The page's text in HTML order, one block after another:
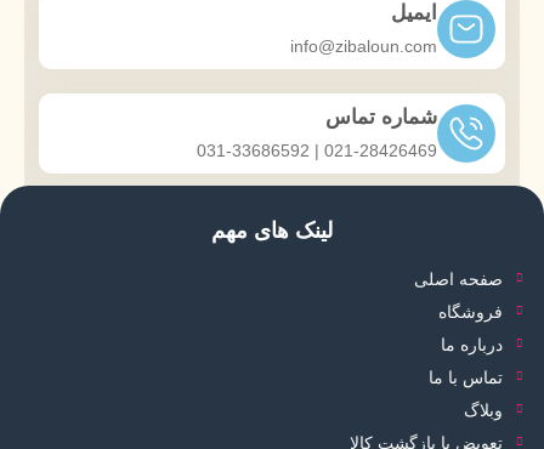
ایمیل
info@zibaloun.com
شماره تماس
021-28426469 | 031-33686592
لینک های مهم
صفحه اصلی
فروشگاه
درباره ما
تماس با ما
وبلاگ
تعویض یا بازگشت کالا